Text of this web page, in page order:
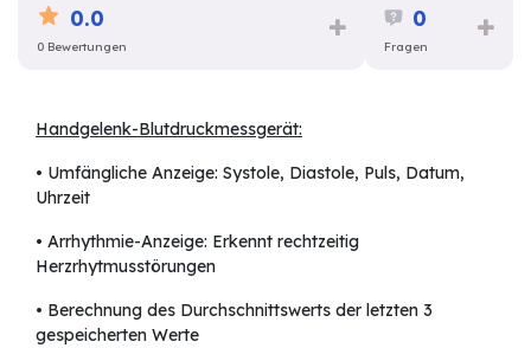
0.0
0 Bewertungen
0
Fragen
Handgelenk-Blutdruckmessgerät:
• Umfängliche Anzeige: Systole, Diastole, Puls, Datum,
Uhrzeit
• Arrhythmie-Anzeige: Erkennt rechtzeitig
Herzrhytmusstörungen
• Berechnung des Durchschnittswerts der letzten 3
gespeicherten Werte